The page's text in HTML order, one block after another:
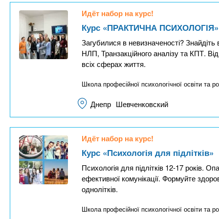
и
в
н
а
я
а
д
к
а
)
Идёт набор на курс!
Курс «ПРАКТИЧНА ПСИХОЛОГІЯ»
Загубилися в невизначеності?
НЛП, Транзакційного аналізу та КПТ. Від
всіх сферах життя.
Школа професійної психологічної освіти та
Днепр Шевченковский
Идёт набор на курс!
Курс «Психологія для підлітків»
Психологія для підлітків 12-17 років.
ефективної комунікації. Формуйте
однолітків.
Школа професійної психологічної освіти та